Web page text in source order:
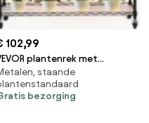
102,99
plantenrek met
90x35x150 cm,
met 4 lagen,
met wielen, 90W
staande
bezorging